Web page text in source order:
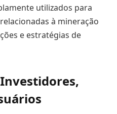
utilizados para
à mineração
e estratégias de